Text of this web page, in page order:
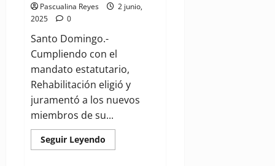
Pascualina Reyes
2 junio,
2025
0
Santo Domingo.-
Cumpliendo con el
mandato estatutario,
Rehabilitación eligió y
juramentó a los nuevos
miembros de su...
Seguir Leyendo
more